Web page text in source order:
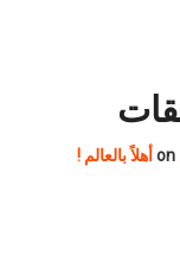
أهلاً بالعالم !